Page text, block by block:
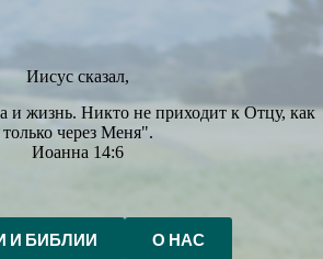
Иисус сказал,
и жизнь. Никто не приходит к Отцу, как
только через Меня".
Иоанна 14:6
И БИБЛИИ О НАС